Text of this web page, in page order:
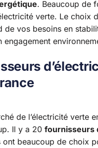
. Beaucoup de
verte. Le choix
de vos besoins en
engagement
de l’électricité verte
Il y a 20 fournisseurs
ont beaucoup de choix